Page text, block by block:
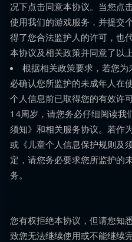
况下点击同意本协议。当您点
使用我们的游戏服务，并提交
得了您合法监护人的许可，也
本协议及相关政策并同意了以
根据相关政策要求，若您
必确认您所监护的未成年人在
个人信息前已取得您的有效许
14周岁，请您务必仔细阅读我
须知》和相关服务协议。若作
或《儿童个人信息保护规则及
定，请您务必要求您所监护的
务。
您有权拒绝本协议，但请您知
致您无法继续使用或不能继续